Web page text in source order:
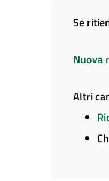
Se
Nuova
Altri